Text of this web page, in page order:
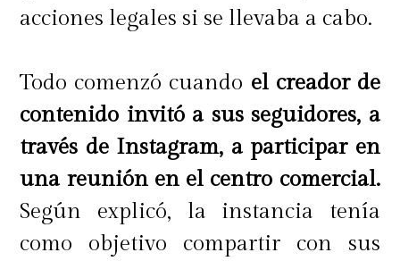
acciones legales si se llevaba a cabo.
Todo comenzó cuando el creador de
contenido invitó a sus seguidores, a
través de Instagram, a participar en
una reunión en el centro comercial.
Según explicó, la instancia tenía
como objetivo compartir con sus